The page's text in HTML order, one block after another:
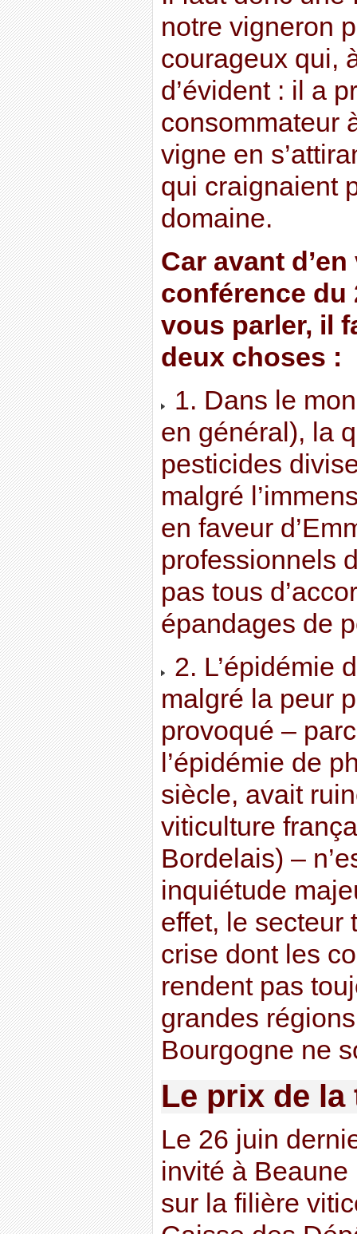
notre vigneron
courageux qui,
d’évident : il a
consommateur
vigne en
qui craignaient
domaine.
Car avant
conférence du
vous parler, il
deux choses :
1. Dans le
en général), la
pesticides
malgré
en faveur
professionnels
pas tous
épandages de
2. L’épidémie
malgré la peur
provoqué –
l’épidémie de
siècle, avait
viticulture
Bordelais) –
inquiétude
effet, le secteur
crise dont les
rendent pas
grandes
Bourgogne ne
Le prix de la
Le 26 juin
invité à
sur la filière